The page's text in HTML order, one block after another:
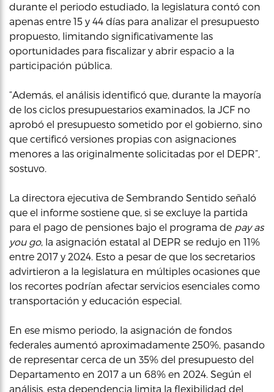
durante el periodo estudiado, la legislatura contó con
apenas entre 15 y 44 días para analizar el presupuesto
propuesto, limitando significativamente las
oportunidades para fiscalizar y abrir espacio a la
participación pública.
“Además, el análisis identificó que, durante la mayoría
de los ciclos presupuestarios examinados, la JCF no
aprobó el presupuesto sometido por el gobierno, sino
que certificó versiones propias con asignaciones
menores a las originalmente solicitadas por el DEPR”,
sostuvo.
La directora ejecutiva de Sembrando Sentido señaló
que el informe sostiene que, si se excluye la partida
para el pago de pensiones bajo el programa de pay as
you go, la asignación estatal al DEPR se redujo en 11%
entre 2017 y 2024. Esto a pesar de que los secretarios
advirtieron a la legislatura en múltiples ocasiones que
los recortes podrían afectar servicios esenciales como
transportación y educación especial.
En ese mismo periodo, la asignación de fondos
federales aumentó aproximadamente 250%, pasando
de representar cerca de un 35% del presupuesto del
Departamento en 2017 a un 68% en 2024. Según el
análisis, esta dependencia limita la flexibilidad del